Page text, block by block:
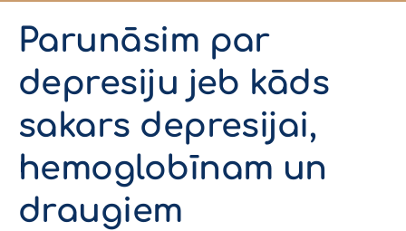
Parunāsim par
depresiju jeb kāds
sakars depresijai,
hemoglobīnam un
draugiem